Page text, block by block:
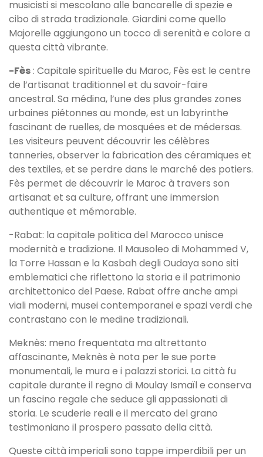
musicisti si mescolano alle bancarelle di spezie e
cibo di strada tradizionale. Giardini come quello
Majorelle aggiungono un tocco di serenità e colore a
questa città vibrante.
-Fès : Capitale spirituelle du Maroc, Fès est le centre
de l’artisanat traditionnel et du savoir-faire
ancestral. Sa médina, l’une des plus grandes zones
urbaines piétonnes au monde, est un labyrinthe
fascinant de ruelles, de mosquées et de médersas.
Les visiteurs peuvent découvrir les célèbres
tanneries, observer la fabrication des céramiques et
des textiles, et se perdre dans le marché des potiers.
Fès permet de découvrir le Maroc à travers son
artisanat et sa culture, offrant une immersion
authentique et mémorable.
-Rabat: la capitale politica del Marocco unisce
modernità e tradizione. Il Mausoleo di Mohammed V,
la Torre Hassan e la Kasbah degli Oudaya sono siti
emblematici che riflettono la storia e il patrimonio
architettonico del Paese. Rabat offre anche ampi
viali moderni, musei contemporanei e spazi verdi che
contrastano con le medine tradizionali.
Meknès: meno frequentata ma altrettanto
affascinante, Meknès è nota per le sue porte
monumentali, le mura e i palazzi storici. La città fu
capitale durante il regno di Moulay Ismaïl e conserva
un fascino regale che seduce gli appassionati di
storia. Le scuderie reali e il mercato del grano
testimoniano il prospero passato della città.
Queste città imperiali sono tappe imperdibili per un